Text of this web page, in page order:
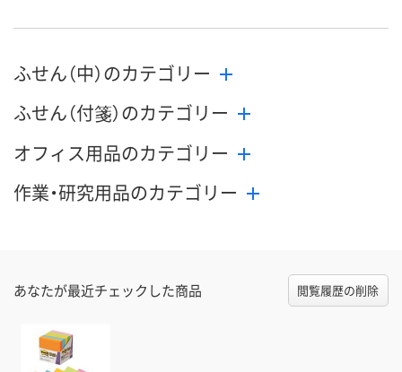
ふせん（中）のカテゴリー
ふせん（付箋）のカテゴリー
オフィス用品のカテゴリー
作業・研究用品のカテゴリー
あなたが最近チェックした商品 閲覧履歴の削除